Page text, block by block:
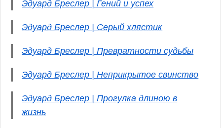
Эдуард Бреслер | Гений и успех
Эдуард Бреслер | Серый хлястик
Эдуард Бреслер | Превратности судьбы
Эдуард Бреслер | Неприкрытое свинство
Эдуард Бреслер | Прогулка длиною в
жизнь